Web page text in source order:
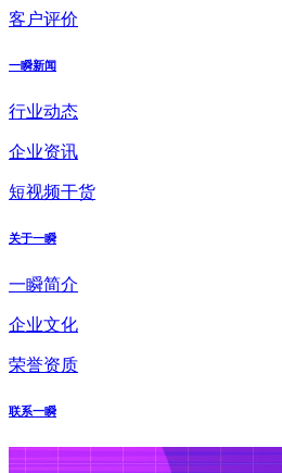
客户评价
一瞬新闻
行业动态
企业资讯
短视频干货
关于一瞬
一瞬简介
企业文化
荣誉资质
联系一瞬